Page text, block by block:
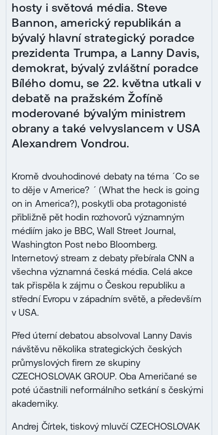
hosty i světová média. Steve
Bannon, americký republikán a
bývalý hlavní strategický poradce
prezidenta Trumpa, a Lanny Davis,
demokrat, bývalý zvláštní poradce
Bílého domu, se 22. května utkali v
debatě na pražském Žofíně
moderované bývalým ministrem
obrany a také velvyslancem v USA
Alexandrem Vondrou.
Kromě dvouhodinové debaty na téma ´Co se
to děje v Americe? ´ (What the heck is going
on in America?), poskytli oba protagonisté
přibližně pět hodin rozhovorů významným
médiím jako je BBC, Wall Street Journal,
Washington Post nebo Bloomberg.
Internetový stream z debaty přebírala CNN a
všechna významná česká média. Celá akce
tak přispěla k zájmu o Českou republiku a
střední Evropu v západním světě, a především
v USA.
Před úterní debatou absolvoval Lanny Davis
návštěvu několika strategických českých
průmyslových firem ze skupiny
CZECHOSLOVAK GROUP. Oba Američané se
poté účastnili neformálního setkání s českými
akademiky.
Andrej Čírtek, tiskový mluvčí CZECHOSLOVAK